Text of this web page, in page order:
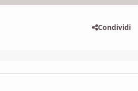
Condividi